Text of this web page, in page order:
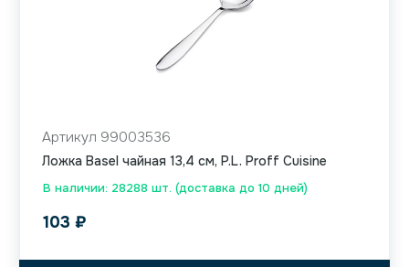
В наличии: 28288 шт. (доставка до 10 дней)
Артикул 99003536
Ложка Basel чайная 13,4 см, P.L. Proff Cuisine
103 ₽